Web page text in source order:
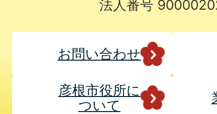
法人番号
お問い合わせ
彦根市役所に
ついて